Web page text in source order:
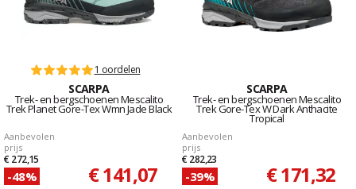
1 oordelen
SCARPA
Trek- en bergschoenen Mescalito
Trek Planet Gore-Tex Wmn Jade Black
Aanbevolen
prijs
€ 272,15
-48% € 141,07
SCARPA
Trek- en bergschoenen Mescalito
Trek Gore-Tex W Dark Anthacite
Tropical
Aanbevolen
prijs
€ 282,23
-39% € 171,32